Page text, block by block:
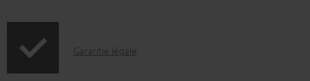
b
r
IGarantie légale